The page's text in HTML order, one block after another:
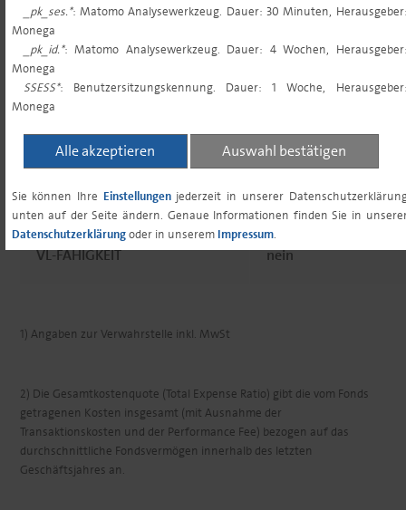
_pk_ses.*: Matomo Analysewerkzeug. Dauer: 30 Minuten, Herausgeber:
Monega
_pk_id.*: Matomo Analysewerkzeug. Dauer: 4 Wochen, Herausgeber:
Monega
SSESS*: Benutzersitzungskennung. Dauer: 1 Woche, Herausgeber:
Monega
Alle akzeptieren Auswahl bestätigen
Sie können Ihre Einstellungenjederzeit in unserer
unten auf der Seite ändern. Genaue Informationen finden Sie in unserer
Datenschutzerklärungoder in unserem Impressum.
MINDESTFOLGENANLAGE³
SPARPLANFÄHIGKEIT
ORDERSCHLUSSZEITEN
10:30 (tgl. für
morgen)
VL-FÄHIGKEIT nein
1) Angaben zur Verwahrstelle inkl. MwSt
2) Die Gesamtkostenquote (Total Expense Ratio) gibt die vom Fonds
getragenen Kosten insgesamt (mit Ausnahme der
Transaktionskosten und der Performance Fee) bezogen auf das
durchschnittliche Fondsvermögen innerhalb des letzten
Geschäftsjahres an.